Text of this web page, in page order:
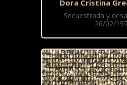
Dora Cristina
Secuestrada y
26/02/